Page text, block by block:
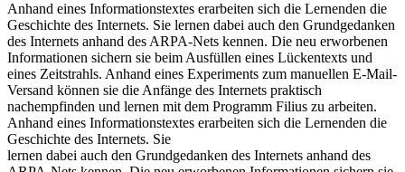
Anhand eines Informationstextes erarbeiten sich die Lernenden die
Geschichte des Internets. Sie lernen dabei auch den Grundgedanken
des Internets anhand des ARPA-Nets kennen. Die neu erworbenen
Informationen sichern sie beim Ausfüllen eines Lückentexts und
eines Zeitstrahls. Anhand eines Experiments zum manuellen E-Mail-
Versand können sie die Anfänge des Internets praktisch
nachempfinden und lernen mit dem Programm Filius zu arbeiten.
Anhand eines Informationstextes erarbeiten sich die Lernenden die
Geschichte des Internets. Sie
lernen dabei auch den Grundgedanken des Internets anhand des